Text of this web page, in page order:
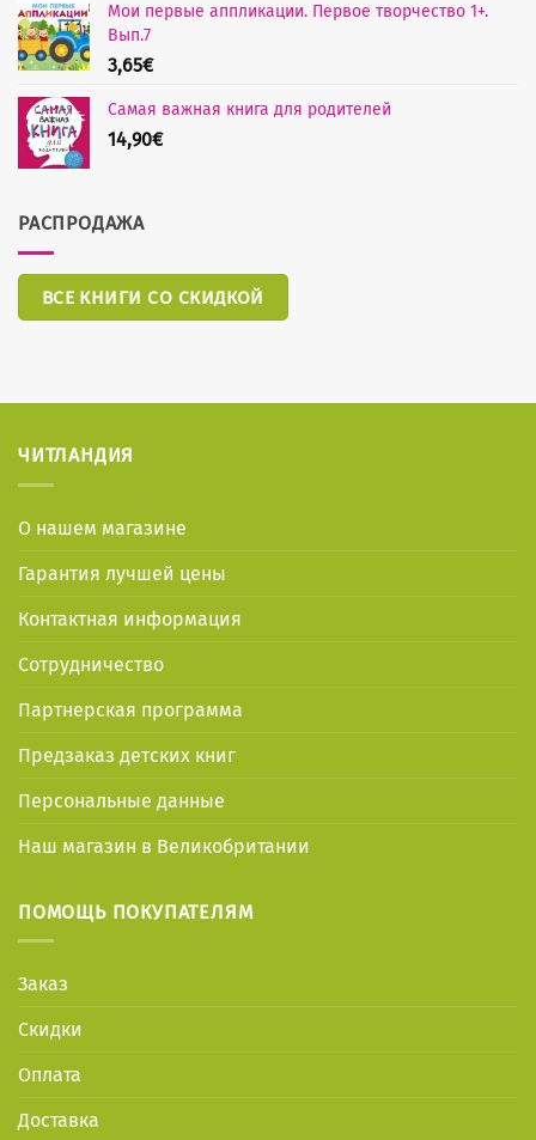
Мои первые аппликации. Первое творчество 1+.
Вып.7
3,65€
Самая важная книга для родителей
14,90€
РАСПРОДАЖА
ВСЕ КНИГИ СО СКИДКОЙ
ЧИТЛАНДИЯ
О нашем магазине
Гарантия лучшей цены
Контактная информация
Сотрудничество
Партнерская программа
Предзаказ детских книг
Персональные данные
Наш магазин в Великобритании
ПОМОЩЬ ПОКУПАТЕЛЯМ
Заказ
Скидки
Оплата
Доставка